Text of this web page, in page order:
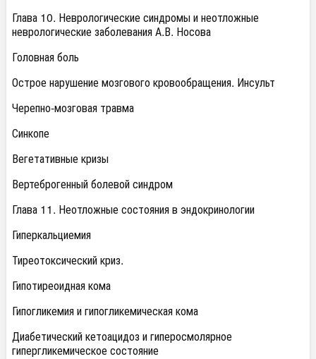
Глава 10. Неврологические синдромы и неотложные
неврологические заболевания А.В. Носова
Головная боль
Острое нарушение мозгового кровообращения. Инсульт
Черепно-мозговая травма
Синкопе
Вегетативные кризы
Вертеброгенный болевой синдром
Глава 11. Неотложные состояния в эндокринологии
Гиперкальциемия
Тиреотоксический криз.
Гипотиреоидная кома
Гипогликемия и гипогликемическая кома
Диабетический кетоацидоз и гиперосмолярное
гипергликемическое состояние